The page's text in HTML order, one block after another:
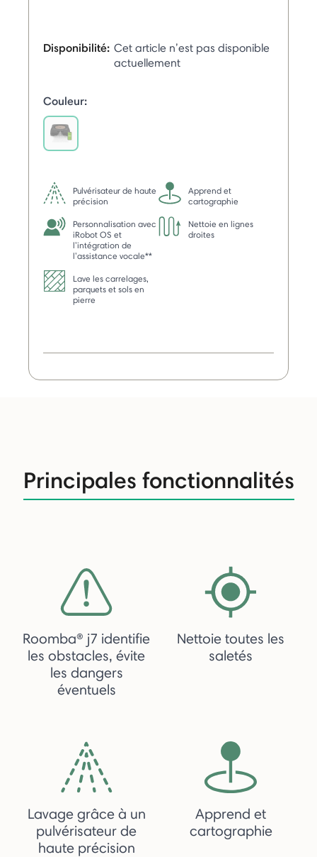
Disponibilité: Cet article n’est pas disponible
actuellement
Couleur:
Pulvérisateur de haute
précision
Apprend et
cartographie
Personnalisation avec
iRobot OS et
l’intégration de
l’assistance vocale**
Nettoie en lignes
droites
Lave les carrelages,
parquets et sols en
pierre
Principales fonctionnalités
Roomba® j7 identifie
les obstacles, évite
les dangers
éventuels
Nettoie toutes les
saletés
Lavage grâce à un
pulvérisateur de
haute précision
Apprend et
cartographie